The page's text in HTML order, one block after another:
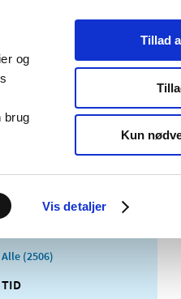
og
brug
Vis detaljer
Tillad
Kun
Særlige
produktområder
Alle (2506)
TID